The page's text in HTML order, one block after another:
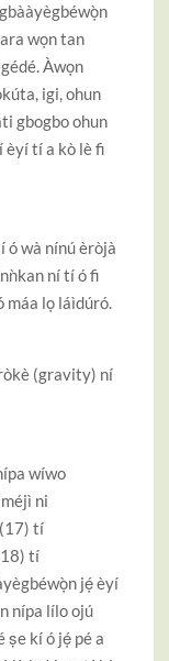
wọn tan
Àwọn
igi, ohun
gbogbo ohun
èyí tí a kò lè fi
ó wà nínú èròjà
ní tí ó fi
máa lọ láìdúró.
(gravity) ní
wíwo
ni
tí
tí
jẹ́ èyí
nípa lílo ojú
ṣe kí ó jẹ́ pé a